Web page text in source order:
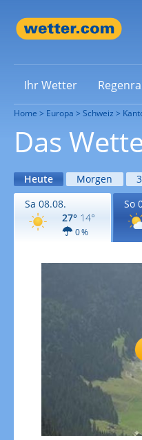
Ihr Wetter
Home Europa Schweiz
Das
Heute Morgen
Sa 08.08.
27° 14°
0 %
So